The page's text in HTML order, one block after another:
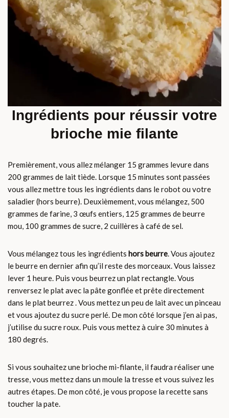
Ingrédients pour réussir votre
brioche mie filante
Premièrement, vous allez mélanger 15 grammes levure dans
200 grammes de lait tiède. Lorsque 15 minutes sont passées
vous allez mettre tous les ingrédients dans le robot ou votre
saladier (hors beurre). Deuxièmement, vous mélangez, 500
grammes de farine, 3 œufs entiers, 125 grammes de beurre
mou, 100 grammes de sucre, 2 cuillères à café de sel.
Vous mélangez tous les ingrédients hors beurre. Vous ajoutez
le beurre en dernier afin qu’il reste des morceaux. Vous laissez
lever 1 heure. Puis vous beurrez un plat rectangle. Vous
renversez le plat avec la pâte gonflée et prête directement
dans le plat beurrez . Vous mettez un peu de lait avec un pinceau
et vous ajoutez du sucre perlé. De mon côté lorsque j’en ai pas,
j’utilise du sucre roux. Puis vous mettez à cuire 30 minutes à
180 degrés.
Si vous souhaitez une brioche mi-filante, il faudra réaliser une
tresse, vous mettez dans un moule la tresse et vous suivez les
autres étapes. De mon côté, je vous propose la recette sans
toucher la pate.